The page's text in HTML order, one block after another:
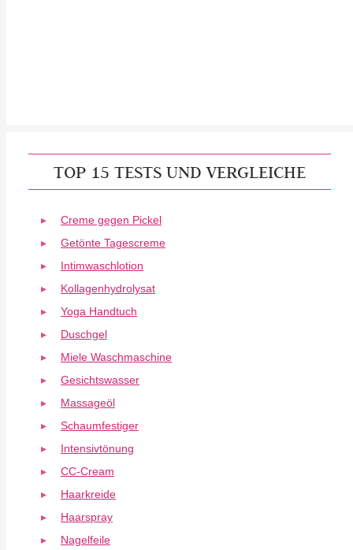
TOP 15 TESTS UND VERGLEICHE
Creme gegen Pickel
Getönte Tagescreme
Intimwaschlotion
Kollagenhydrolysat
Yoga Handtuch
Duschgel
Miele Waschmaschine
Gesichtswasser
Massageöl
Schaumfestiger
Intensivtönung
CC-Cream
Haarkreide
Haarspray
Nagelfeile